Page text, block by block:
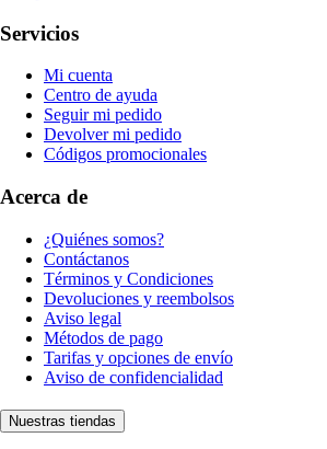
Servicios
Mi cuenta
Centro de ayuda
Seguir mi pedido
Devolver mi pedido
Códigos promocionales
Acerca de
¿Quiénes somos?
Contáctanos
Términos y Condiciones
Devoluciones y reembolsos
Aviso legal
Métodos de pago
Tarifas y opciones de envío
Aviso de confidencialidad
Nuestras tiendas